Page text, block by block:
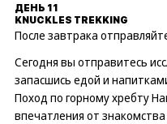
ДЕНЬ 11
KNUCKLES TREKKING
После завтрака
Сегодня вы отправитесь
запасшись едой и
Поход по горному хребту
впечатления от